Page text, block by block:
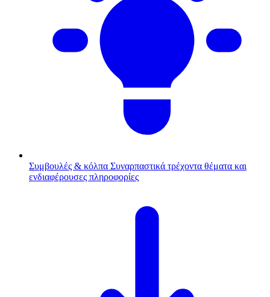
Συμβουλές & κόλπα Συναρπαστικά τρέχοντα θέματα και
ενδιαφέρουσες πληροφορίες